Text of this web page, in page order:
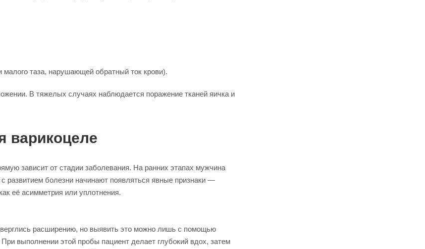
таза, нарушающей обратный ток крови).
В тяжелых случаях наблюдается поражение тканей яичка и
варикоцеле
зависит от стадии заболевания. На ранних этапах мужчина
болезни начинают появляться явные признаки —
её асимметрия или уплотнения.
расширению, но выявить это можно лишь с помощью
выполнении этой пробы пациент делает глубокий вдох, затем